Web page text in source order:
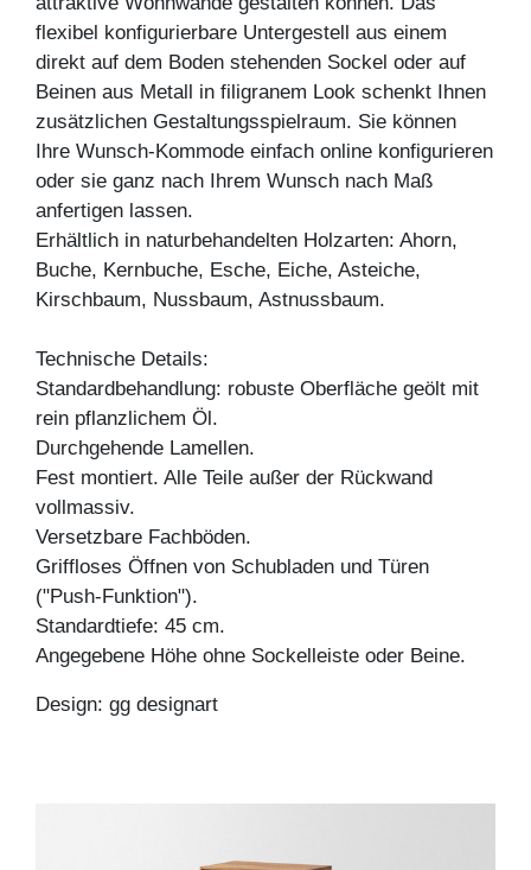
flexibel konfigurierbare Untergestell aus einem
direkt auf dem Boden stehenden Sockel oder auf
Beinen aus Metall in filigranem Look schenkt Ihnen
zusätzlichen Gestaltungsspielraum. Sie können
Ihre Wunsch-Kommode einfach online konfigurieren
oder sie ganz nach Ihrem Wunsch nach Maß
anfertigen lassen.
Erhältlich in naturbehandelten Holzarten: Ahorn,
Buche, Kernbuche, Esche, Eiche, Asteiche,
Kirschbaum, Nussbaum, Astnussbaum.
Technische Details:
Standardbehandlung: robuste Oberfläche geölt mit
rein pflanzlichem Öl.
Durchgehende Lamellen.
Fest montiert. Alle Teile außer der Rückwand
vollmassiv.
Versetzbare Fachböden.
Griffloses Öffnen von Schubladen und Türen
("Push-Funktion").
Standardtiefe: 45 cm.
Angegebene Höhe ohne Sockelleiste oder Beine.
Design: gg designart